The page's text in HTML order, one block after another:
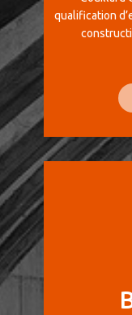
qualification